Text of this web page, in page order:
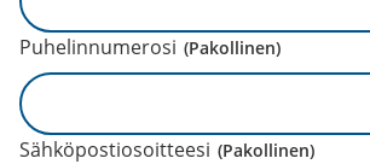
Puhelinnumerosi (Pakollinen)
Sähköpostiosoitteesi (Pakollinen)